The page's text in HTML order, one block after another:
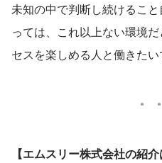
未知の中で判断し続けるこ
っては、これ以上ない環境
セスを楽しめる人と働きたい
【エムスリー株式会社の紹